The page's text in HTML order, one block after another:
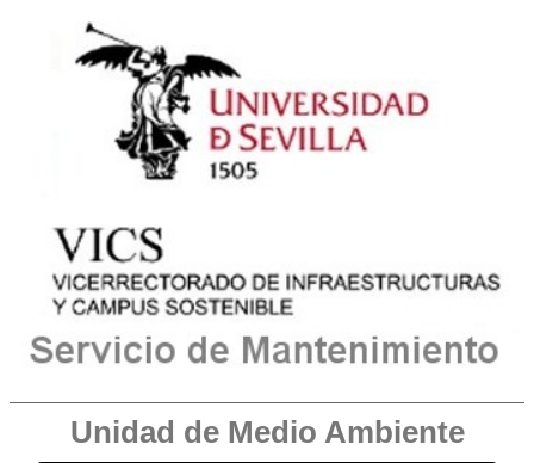
Unidad de Medio Ambiente